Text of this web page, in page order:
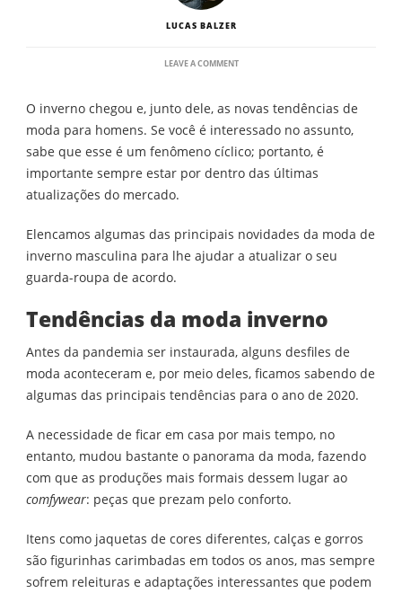
LUCAS BALZER
LEAVE A COMMENTON
INVERNO
CONHEÇA
AS
PRINCIPAIS
TENDÊNCIAS
O inverno chegou e, junto dele, as novas tendências de
moda para homens. Se você é interessado no assunto,
sabe que esse é um fenômeno cíclico; portanto, é
importante sempre estar por dentro das últimas
atualizações do mercado.
Elencamos algumas das principais novidades da moda de
inverno masculina para lhe ajudar a atualizar o seu
guarda-roupa de acordo.
Tendências da moda inverno
Antes da pandemia ser instaurada, alguns desfiles de
moda aconteceram e, por meio deles, ficamos sabendo de
algumas das principais tendências para o ano de 2020.
A necessidade de ficar em casa por mais tempo, no
entanto, mudou bastante o panorama da moda, fazendo
com que as produções mais formais dessem lugar ao
comfywear: peças que prezam pelo conforto.
Itens como jaquetas de cores diferentes, calças e gorros
são figurinhas carimbadas em todos os anos, mas sempre
sofrem releituras e adaptações interessantes que podem